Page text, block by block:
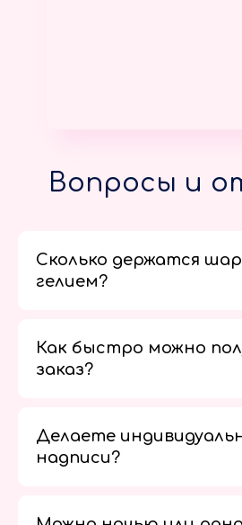
Вопросы и
Сколько держатся
гелием?
Как быстро можно
заказ?
Делаете
надписи?